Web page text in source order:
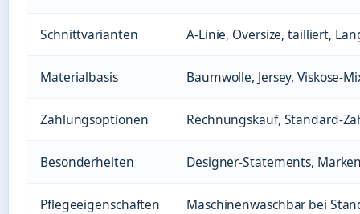
Schnittvarianten A-Linie, Oversize, tailliert,
Materialbasis Baumwolle, Jersey, Viskose-
Zahlungsoptionen Rechnungskauf, Standard-
Besonderheiten Designer-Statements,
Pflegeeigenschaften Maschinenwaschbar bei